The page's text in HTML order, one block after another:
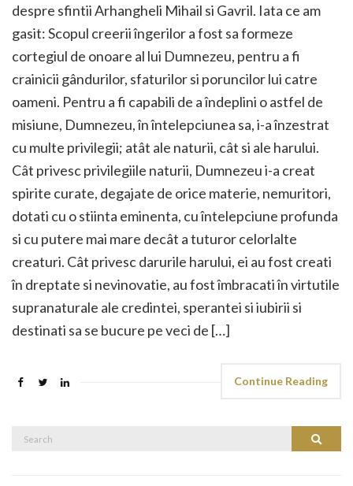
despre sfintii Arhangheli Mihail si Gavril. Iata ce am
gasit: Scopul creerii îngerilor a fost sa formeze
cortegiul de onoare al lui Dumnezeu, pentru a fi
crainicii gândurilor, sfaturilor si poruncilor lui catre
oameni. Pentru a fi capabili de a îndeplini o astfel de
misiune, Dumnezeu, în întelepciunea sa, i-a înzestrat
cu multe privilegii; atât ale naturii, cât si ale harului.
Cât privesc privilegiile naturii, Dumnezeu i-a creat
spirite curate, degajate de orice materie, nemuritori,
dotati cu o stiinta eminenta, cu întelepciune profunda
si cu putere mai mare decât a tuturor celorlalte
creaturi. Cât privesc darurile harului, ei au fost creati
în dreptate si nevinovatie, au fost îmbracati în virtutile
supranaturale ale credintei, sperantei si iubirii si
destinati sa se bucure pe veci de […]
Continue Reading
Search